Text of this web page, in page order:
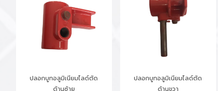
ปลอกบูทอลูมิเนียมไลด์ตัด
ด้านซ้าย
ปลอกบูทอลูมิเนียมไลด์ตัด
ด้านขวา